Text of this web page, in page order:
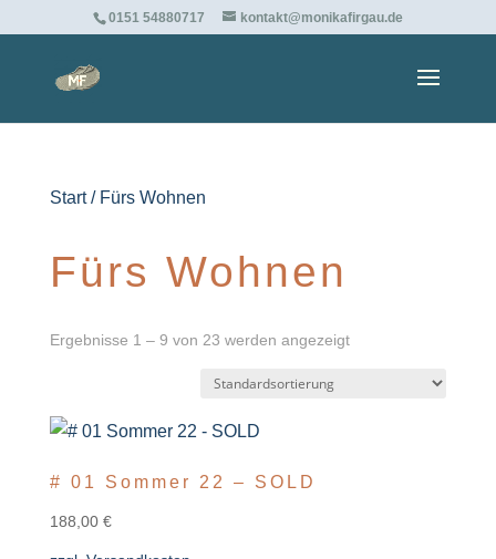
0151 54880717 kontakt@monikafirgau.de
Start/ Fürs Wohnen
Fürs Wohnen
Ergebnisse 1 – 9 von 23 werden angezeigt
# 01 Sommer 22 – SOLD
188,00 €